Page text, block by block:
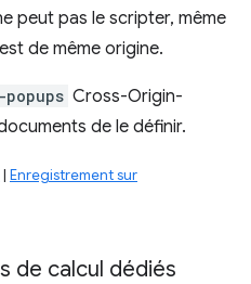
peut pas le scripter, même
de même origine.
Cross-Origin-
de le définir.
| Enregistrement sur
de calcul dédiés